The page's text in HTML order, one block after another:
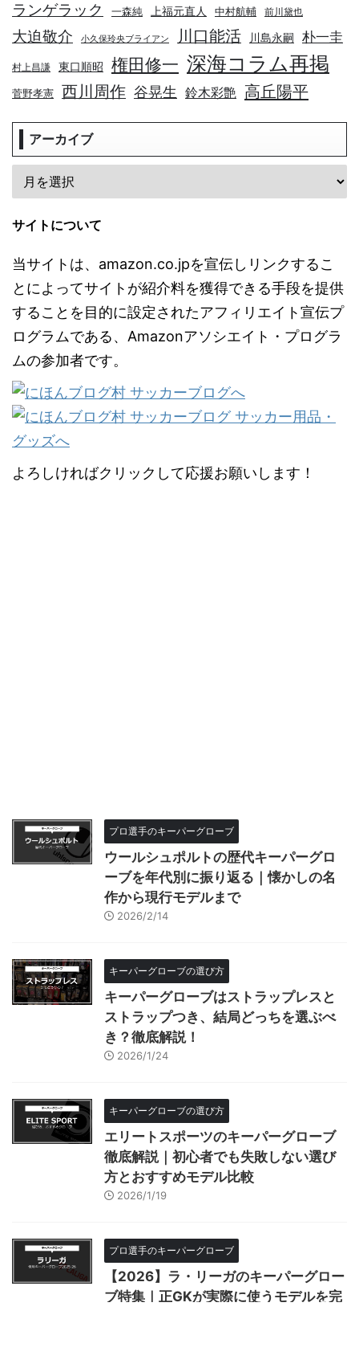
ランゲラック 一森純 上福元直人 中村航輔 前川黛也
大迫敬介 小久保玲央ブライアン 川口能活 川島永嗣 朴一圭
村上昌謙 東口順昭 権田修一 深海コラム再掲
菅野孝憲 西川周作 谷晃生 鈴木彩艶 高丘陽平
アーカイブ
サイトについて
当サイトは、amazon.co.jpを宣伝しリンクするこ
とによってサイトが紹介料を獲得できる手段を提供
することを目的に設定されたアフィリエイト宣伝プ
ログラムである、Amazonアソシエイト・プログラ
ムの参加者です。
よろしければクリックして応援お願いします！
プロ選手のキーパーグローブ
ウールシュポルトの歴代キーパーグロ
ーブを年代別に振り返る｜懐かしの名
作から現行モデルまで
2026/2/14
キーパーグローブの選び方
キーパーグローブはストラップレスと
ストラップつき、結局どっちを選ぶべ
き？徹底解説！
2026/1/24
キーパーグローブの選び方
エリートスポーツのキーパーグローブ
徹底解説｜初心者でも失敗しない選び
方とおすすめモデル比較
2026/1/19
プロ選手のキーパーグローブ
【2026】ラ・リーガのキーパーグロー
ブ特集｜正GKが実際に使うモデルを完